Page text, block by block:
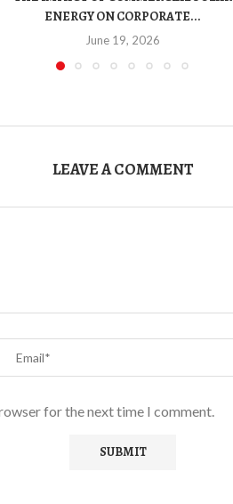
ENERGY ON CORPORATE...
June 19, 2026
LEAVE A COMMENT
for the next time I comment.